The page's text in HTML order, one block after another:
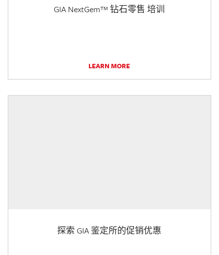
GIA NextGem™ 钻石零售 培训
LEARN MORE
探索 GIA 鉴定所的促销优惠